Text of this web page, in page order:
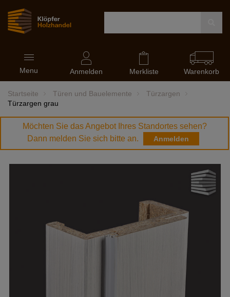
Navigation
ein-
und
ausblenden
Menu Anmelden Merkliste Warenkorb
Startseite Türen und Bauelemente
Türzargen
Türzargen grau
Möchten Sie das Angebot Ihres Standortes sehen?
Dann melden Sie sich bitte an.
Anmelden